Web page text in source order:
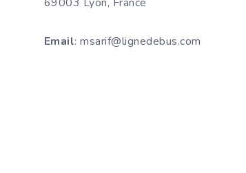
Email: msarif@lignedebus.com